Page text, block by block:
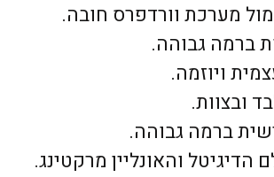
מול מערכת וורדפרס חובה.
ברמה גבוהה.
ויוזמה.
ובצוות.
ברמה גבוהה.
הדיגיטל והאונליין מרקטינג.